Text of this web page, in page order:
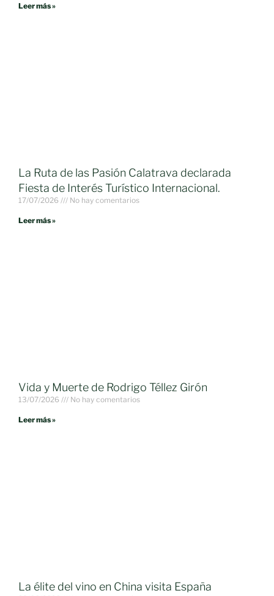
Leer más »
La Ruta de las Pasión Calatrava declarada
Fiesta de Interés Turístico Internacional.
17/07/2026 No hay comentarios
Leer más »
Vida y Muerte de Rodrigo Téllez Girón
13/07/2026 No hay comentarios
Leer más »
La élite del vino en China visita España